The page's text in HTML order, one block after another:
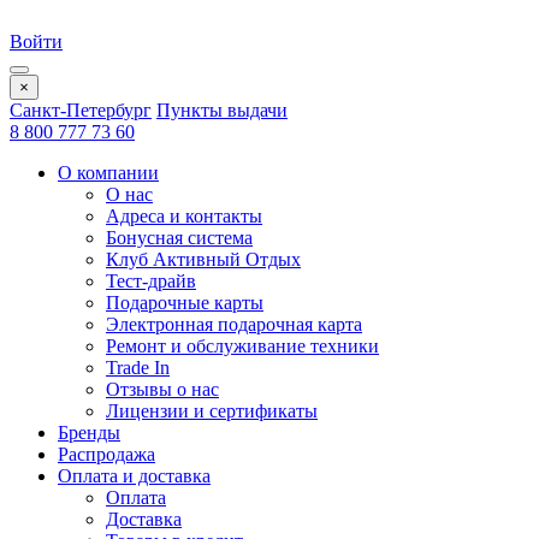
Войти
×
Санкт-Петербург Пункты выдачи
8 800 777 73 60
О компании
О нас
Адреса и контакты
Бонусная система
Клуб Активный Отдых
Тест-драйв
Подарочные карты
Электронная подарочная карта
Ремонт и обслуживание техники
Trade In
Отзывы о нас
Лицензии и сертификаты
Бренды
Распродажа
Оплата и доставка
Оплата
Доставка